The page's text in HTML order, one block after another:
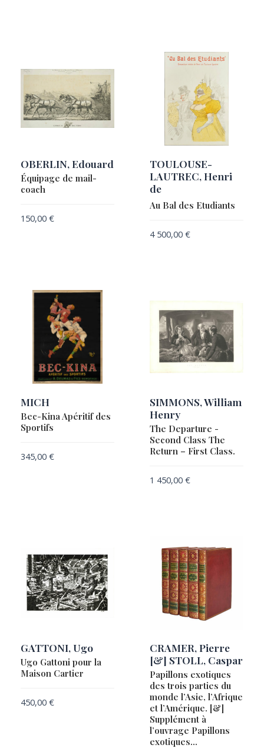
OBERLIN, Edouard
Équipage de mail-
coach
150,00 €
TOULOUSE-
LAUTREC, Henri
de
Au Bal des Etudiants
4 500,00 €
MICH
Bec-Kina Apéritif des
Sportifs
345,00 €
SIMMONS, William
Henry
The Departure -
Second Class The
Return – First Class.
1 450,00 €
GATTONI, Ugo
Ugo Gattoni pour la
Maison Cartier
450,00 €
CRAMER, Pierre
[&] STOLL, Caspar
Papillons exotiques
des trois parties du
monde l’Asie, l’Afrique
et l’Amérique. [&]
Supplément à
l’ouvrage Papillons
exotiques…